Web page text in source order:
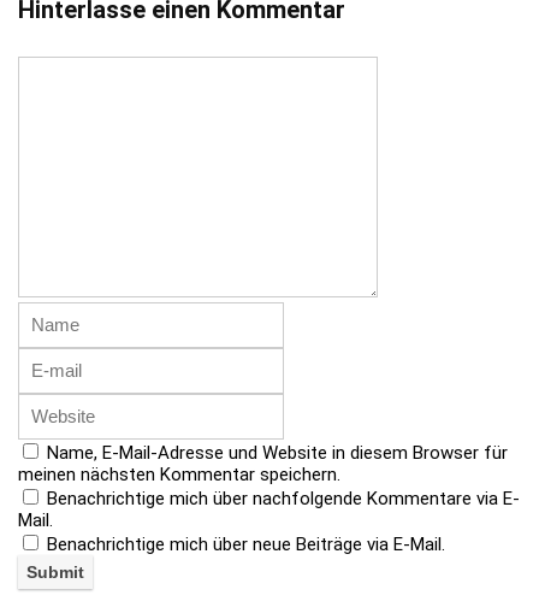
Hinterlasse einen Kommentar
Name, E-Mail-Adresse und Website in diesem Browser für
meinen nächsten Kommentar speichern.
Benachrichtige mich über nachfolgende Kommentare via E-
Mail.
Benachrichtige mich über neue Beiträge via E-Mail.